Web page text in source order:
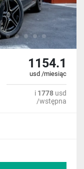
1154.1
usd /miesiąc
i 1778 usd
/wstępna